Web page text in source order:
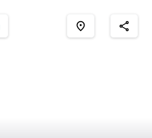
place share